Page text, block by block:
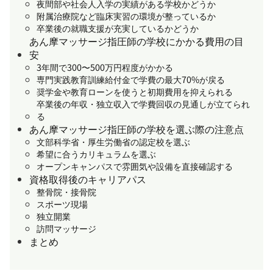
夜間部や社会人入学の実績がある学校かどうか
附属治療院など臨床実習の環境が整っているか
卒業後の就職支援が充実しているかどうか
あん摩マッサージ指圧師の学校にかかる費用の目
安
3年間で300〜500万円程度がかかる
専門実践教育訓練給付金で学費の最大70%が戻る
奨学金や教育ローンを使うと初期費用を抑えられる
卒業後の年収・独立収入で学費回収の見通しが立てられ
る
あん摩マッサージ指圧師の学校を選ぶ際の注意点
文部科学省・厚生労働省の認定校を選ぶ
希望に合うカリキュラムを選ぶ
オープンキャンパスで雰囲気や設備を直接確認する
資格取得後のキャリアパス
整骨院・接骨院
スポーツ現場
独立開業
訪問マッサージ
まとめ